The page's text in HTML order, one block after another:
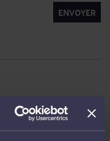
ENVOYER